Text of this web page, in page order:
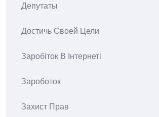
Депутаты
Достичь Своей Цели
Заробіток В Інтернеті
Зароботок
Захист Прав